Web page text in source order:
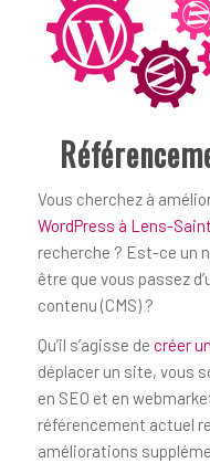
Vous cherchez à
WordPress à Lens-
recherche ? Est-ce un
être que vous passez
contenu (CMS) ?
Qu’il s’agisse de créer
déplacer un site, vous
en SEO et en
référencement actuel
améliorations